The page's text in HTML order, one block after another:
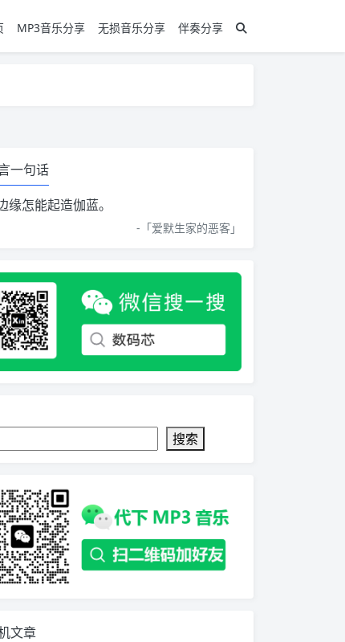
MP3音乐分享 无损音乐分享
伴奏分享
一句话
缘怎能起造伽蓝。
-「爱默生家的恶客 」
搜索
文章